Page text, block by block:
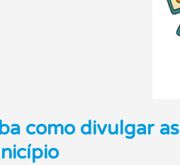
como divulgar